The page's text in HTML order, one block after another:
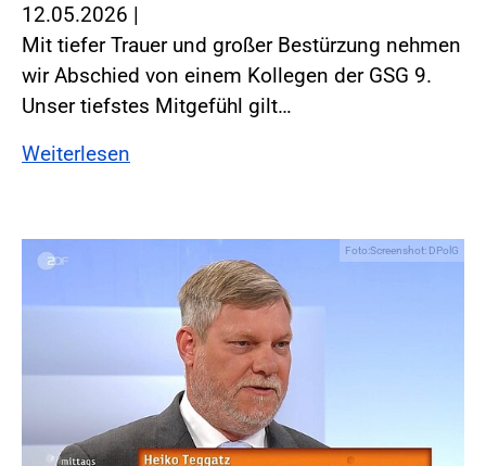
12.05.2026 |
Mit tiefer Trauer und großer Bestürzung nehmen
wir Abschied von einem Kollegen der GSG 9.
Unser tiefstes Mitgefühl gilt…
Weiterlesen
Foto:Screenshot: DPolG